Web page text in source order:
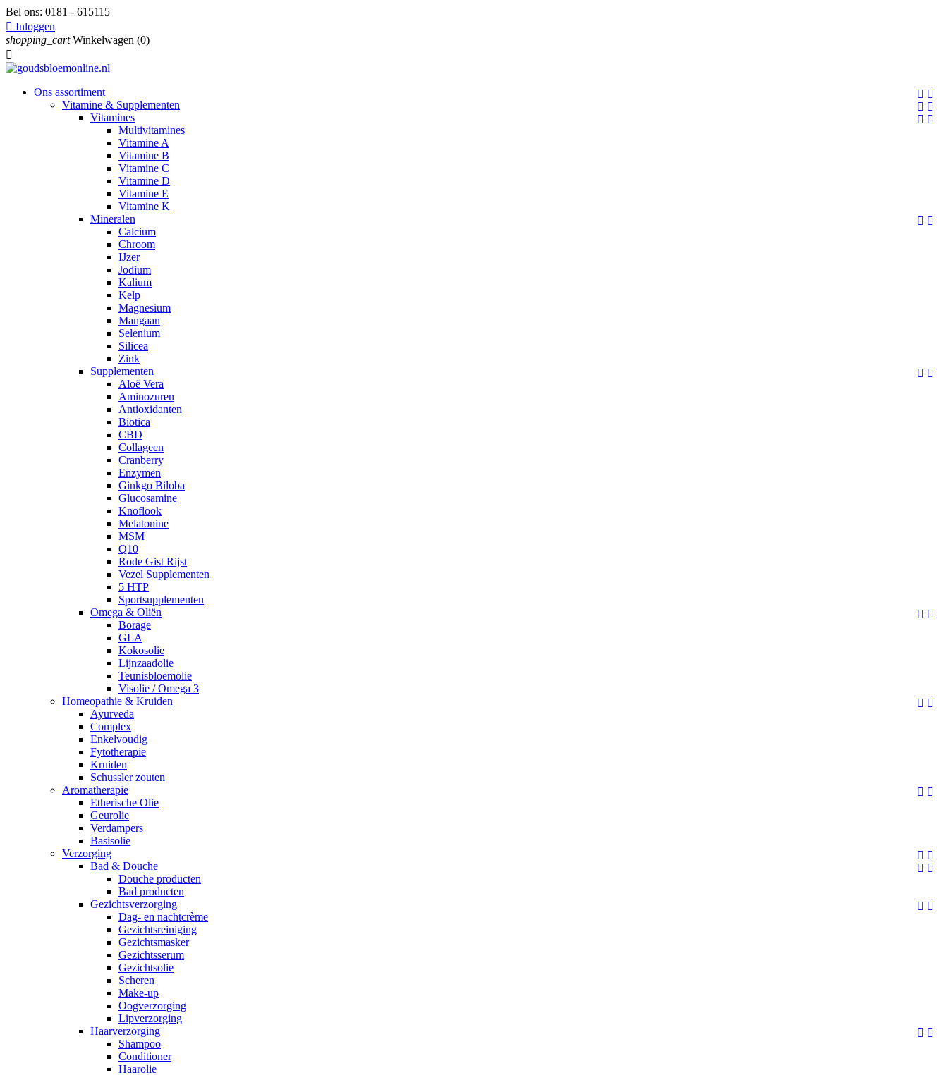
Bel ons: 0181 - 615115
 Inloggen
shopping_cart Winkelwagen (0)

 
Ons assortiment
 
Vitamine & Supplementen
 
Vitamines
Multivitamines
Vitamine A
Vitamine B
Vitamine C
Vitamine D
Vitamine E
Vitamine K
 
Mineralen
Calcium
Chroom
IJzer
Jodium
Kalium
Kelp
Magnesium
Mangaan
Selenium
Silicea
Zink
 
Supplementen
Aloë Vera
Aminozuren
Antioxidanten
Biotica
CBD
Collageen
Cranberry
Enzymen
Ginkgo Biloba
Glucosamine
Knoflook
Melatonine
MSM
Q10
Rode Gist Rijst
Vezel Supplementen
5 HTP
Sportsupplementen
 
Omega & Oliën
Borage
GLA
Kokosolie
Lijnzaadolie
Teunisbloemolie
Visolie / Omega 3
 
Homeopathie & Kruiden
Ayurveda
Complex
Enkelvoudig
Fytotherapie
Kruiden
Schussler zouten
 
Aromatherapie
Etherische Olie
Geurolie
Verdampers
Basisolie
 
Verzorging
 
Bad & Douche
Douche producten
Bad producten
 
Gezichtsverzorging
Dag- en nachtcrème
Gezichtsreiniging
Gezichtsmasker
Gezichtsserum
Gezichtsolie
Scheren
Make-up
Oogverzorging
Lipverzorging
 
Haarverzorging
Shampoo
Conditioner
Haarolie